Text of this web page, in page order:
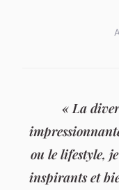
« La
ou le lifestyle,
inspirants et